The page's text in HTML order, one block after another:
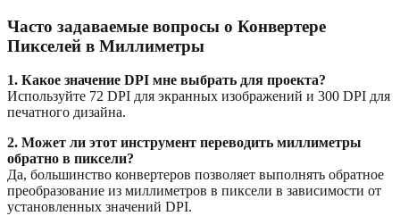
Часто задаваемые вопросы о Конвертере
Пикселей в Миллиметры
1. Какое значение DPI мне выбрать для проекта?
Используйте 72 DPI для экранных изображений и 300 DPI для
печатного дизайна.
2. Может ли этот инструмент переводить миллиметры
обратно в пиксели?
Да, большинство конвертеров позволяет выполнять обратное
преобразование из миллиметров в пиксели в зависимости от
установленных значений DPI.